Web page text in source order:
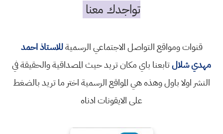
تواجدك معنا
قنوات ومواقع التواصل الاجتماعي الرسميةللاستاذ احمد
مهدي شلالتابعنا باي مكان تريد حيث المصداقية والحقيقة في
النشر اولا باول وهذه هي المواقع الرسمية اختر ما تريد بالضغط
على الايقونات ادناه